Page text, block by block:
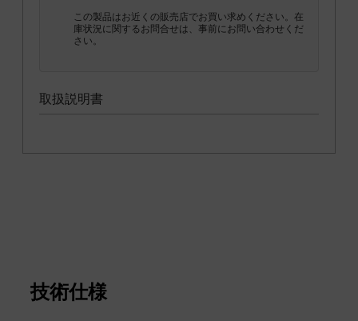
この製品はお近くの販売店でお買い求めください。在
庫状況に関するお問合せは、事前にお問い合わせくだ
さい。
取扱説明書
技術仕様